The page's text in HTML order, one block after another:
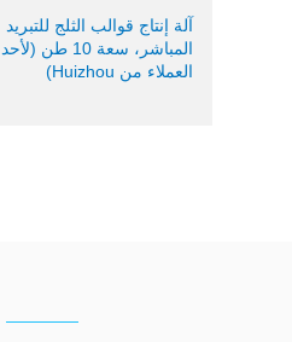
آلة إنتاج قوالب الثلج للتبريد
المباشر، سعة 10 طن (لأحد
العملاء من Huizhou)